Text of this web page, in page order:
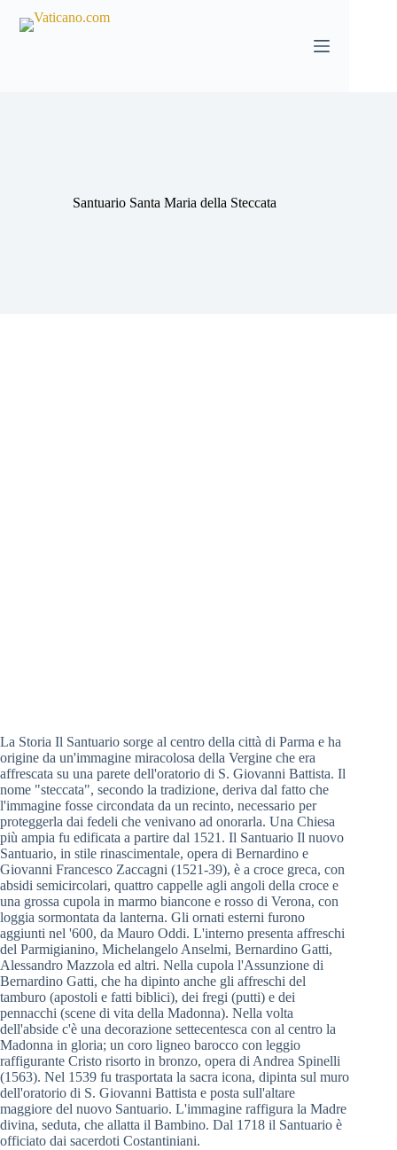
Santuario Santa Maria della Steccata
La Storia Il Santuario sorge al centro della città di Parma e ha
origine da un'immagine miracolosa della Vergine che era
affrescata su una parete dell'oratorio di S. Giovanni Battista. Il
nome "steccata", secondo la tradizione, deriva dal fatto che
l'immagine fosse circondata da un recinto, necessario per
proteggerla dai fedeli che venivano ad onorarla. Una Chiesa
più ampia fu edificata a partire dal 1521. Il Santuario Il nuovo
Santuario, in stile rinascimentale, opera di Bernardino e
Giovanni Francesco Zaccagni (1521-39), è a croce greca, con
absidi semicircolari, quattro cappelle agli angoli della croce e
una grossa cupola in marmo biancone e rosso di Verona, con
loggia sormontata da lanterna. Gli ornati esterni furono
aggiunti nel '600, da Mauro Oddi. L'interno presenta affreschi
del Parmigianino, Michelangelo Anselmi, Bernardino Gatti,
Alessandro Mazzola ed altri. Nella cupola l'Assunzione di
Bernardino Gatti, che ha dipinto anche gli affreschi del
tamburo (apostoli e fatti biblici), dei fregi (putti) e dei
pennacchi (scene di vita della Madonna). Nella volta
dell'abside c'è una decorazione settecentesca con al centro la
Madonna in gloria; un coro ligneo barocco con leggio
raffigurante Cristo risorto in bronzo, opera di Andrea Spinelli
(1563). Nel 1539 fu trasportata la sacra icona, dipinta sul muro
dell'oratorio di S. Giovanni Battista e posta sull'altare
maggiore del nuovo Santuario. L'immagine raffigura la Madre
divina, seduta, che allatta il Bambino. Dal 1718 il Santuario è
officiato dai sacerdoti Costantiniani.